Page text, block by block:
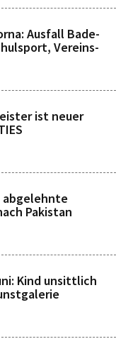
Ausfall Bade-
Vereins-
ist neuer
Pakistan
Kind unsittlich